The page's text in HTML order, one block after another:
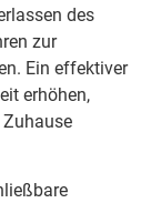
des
zur
Ein effektiver
erhöhen,